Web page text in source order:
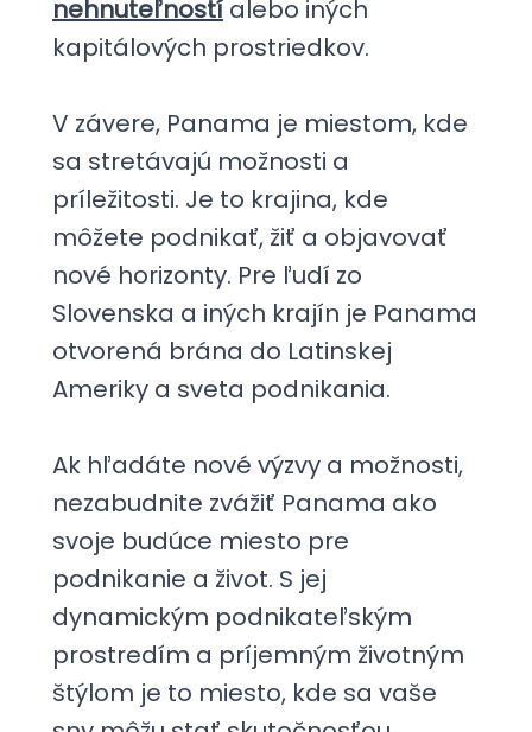
nehnuteľností alebo iných
kapitálových prostriedkov.
V závere, Panama je miestom, kde
sa stretávajú možnosti a
príležitosti. Je to krajina, kde
môžete podnikať, žiť a objavovať
nové horizonty. Pre ľudí zo
Slovenska a iných krajín je Panama
otvorená brána do Latinskej
Ameriky a sveta podnikania.
Ak hľadáte nové výzvy a možnosti,
nezabudnite zvážiť Panama ako
svoje budúce miesto pre
podnikanie a život. S jej
dynamickým podnikateľským
prostredím a príjemným životným
štýlom je to miesto, kde sa vaše